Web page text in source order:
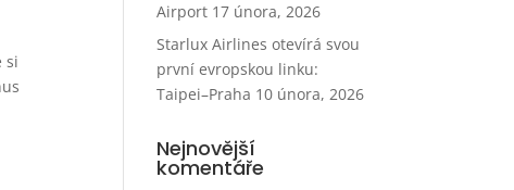
si
Airport 17 února, 2026
Starlux Airlines otevírá svou
první evropskou linku:
Taipei–Praha 10 února, 2026
Nejnovější
komentáře